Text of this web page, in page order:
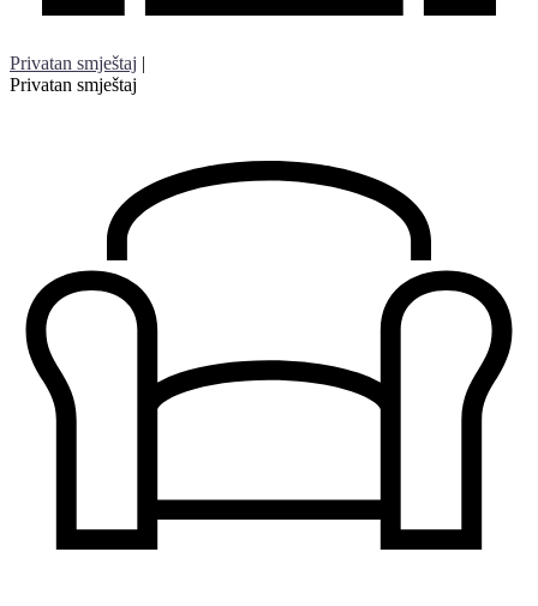
Privatan smještaj |
Privatan smještaj